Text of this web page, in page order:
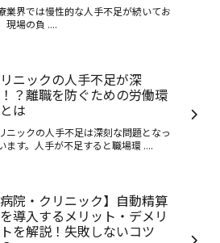
業界では慢性的な人手不足が続いてお
現場の負 ....
ニックの人手不足が深
？離職を防ぐための労働環
は
ニックの人手不足は深刻な問題となっ
ます。人手が不足すると職場環 ....
病院・クリニック】自動精算
導入するメリット・デメリ
を解説！失敗しないコツ